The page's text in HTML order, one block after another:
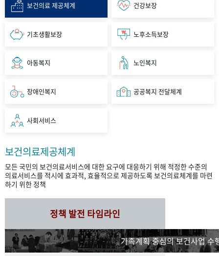
보건의료 제공체계 건강보장
기초생활보장 노후소득보장
아동복지 노인복지
장애인복지 공공복지 전달체계
사회서비스
보건의료제공체계
모든 국민의 보건의료서비스에 대한 요구에 대응하기 위해 적정한 수준의
의료서비스를 적시에 효과적, 효율적으로 제공하도록 보건의료체계를 마련
하기 위한 정책
정책 발전 타임라인
가족계획 중심의 보건사업 수